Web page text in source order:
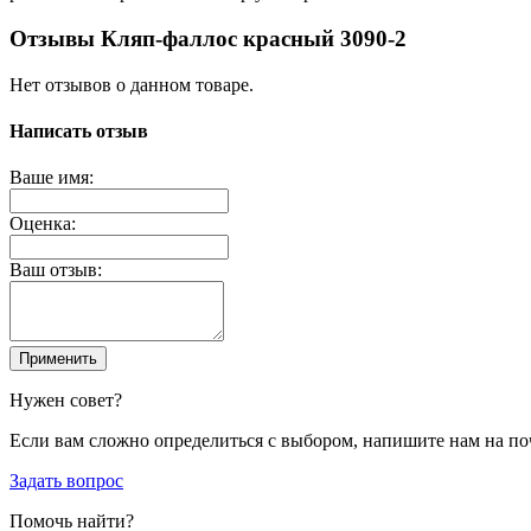
Отзывы Кляп-фаллос красный 3090-2
Нет отзывов о данном товаре.
Написать отзыв
Ваше имя:
Оценка:
Ваш отзыв:
Применить
Нужен совет?
Если вам сложно определиться с выбором, напишите нам на
Задать вопрос
Помочь найти?